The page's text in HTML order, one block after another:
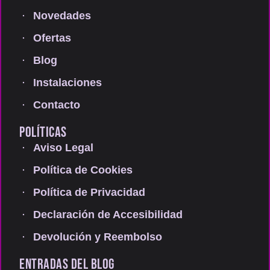
Novedades
Ofertas
Blog
Instalaciones
Contacto
POLÍTICAS
Aviso Legal
Política de Cookies
Política de Privacidad
Declaración de Accesibilidad
Devolución y Reembolso
ENTRADAS DEL BLOG